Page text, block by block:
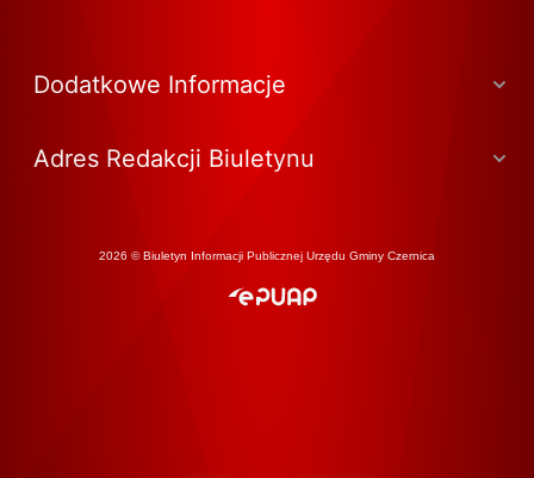
Dodatkowe Informacje
Adres Redakcji Biuletynu
2026 © Biuletyn Informacji Publicznej Urzędu Gminy Czernica